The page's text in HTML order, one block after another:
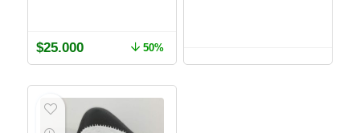
$25.000 50%